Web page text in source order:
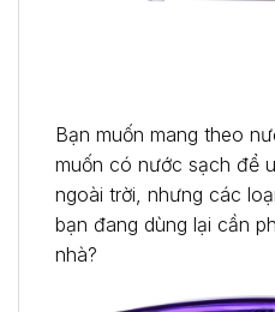
Bạn muốn mang theo
muốn có nước sạch để
ngoài trời, nhưng các
bạn đang dùng lại cần
nhà?